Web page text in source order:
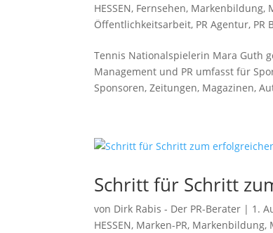
HESSEN, Fernsehen, Markenbildung,
Öffentlichkeitsarbeit, PR Agentur, PR
Tennis Nationalspielerin Mara Guth
Management und PR umfasst für
Sponsoren, Zeitungen, Magazinen,
Schritt für Schritt
von Dirk Rabis - Der PR-Berater | 1.
HESSEN, Marken-PR, Markenbildung,